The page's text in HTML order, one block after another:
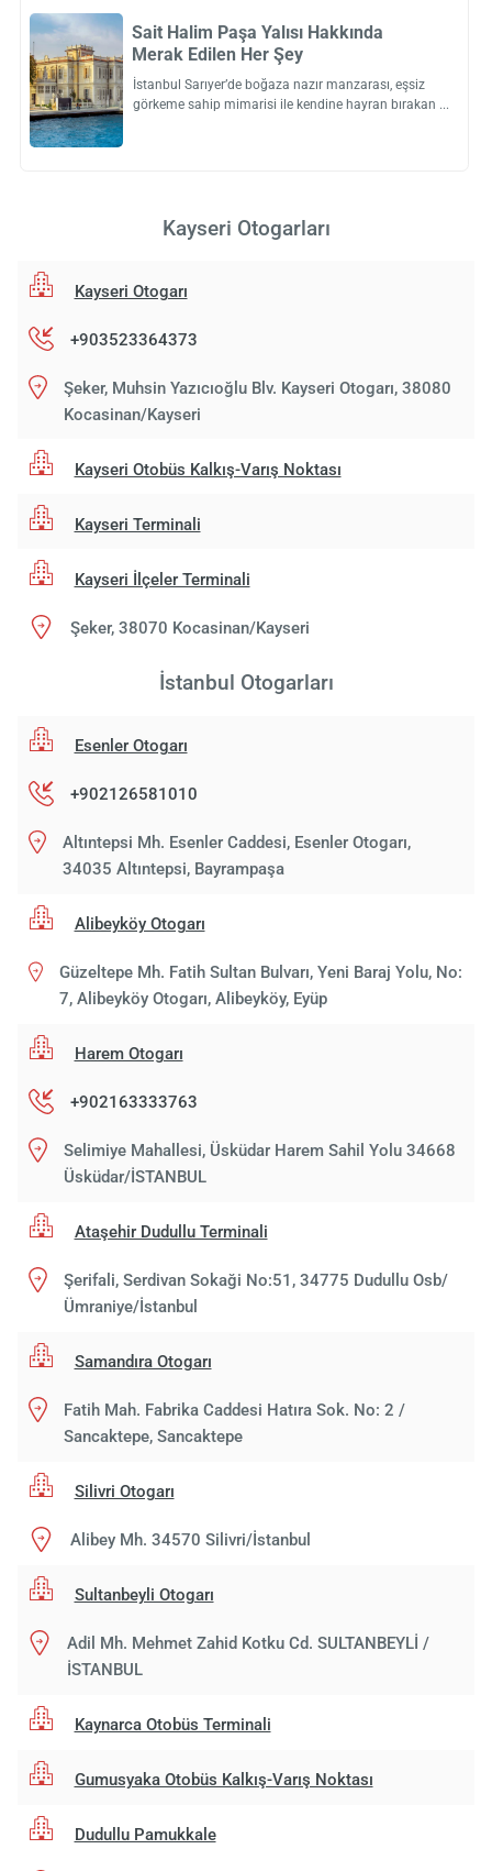
Sait Halim Paşa Yalısı Hakkında
Merak Edilen Her Şey
İstanbul Sarıyer’de boğaza nazır manzarası, eşsiz
görkeme sahip mimarisi ile kendine hayran bırakan
Kayseri Otogarları
Kayseri Otogarı
+903523364373
Şeker, Muhsin Yazıcıoğlu Blv. Kayseri Otogarı, 38080
Kocasinan/Kayseri
Kayseri Otobüs Kalkış-Varış Noktası
Kayseri Terminali
Kayseri İlçeler Terminali
Şeker, 38070 Kocasinan/Kayseri
İstanbul Otogarları
Esenler Otogarı
+902126581010
Altıntepsi Mh. Esenler Caddesi, Esenler Otogarı,
34035 Altıntepsi, Bayrampaşa
Alibeyköy Otogarı
Güzeltepe Mh. Fatih Sultan Bulvarı, Yeni Baraj Yolu, No:
7, Alibeyköy Otogarı, Alibeyköy, Eyüp
Harem Otogarı
+902163333763
Selimiye Mahallesi, Üsküdar Harem Sahil Yolu 34668
Üsküdar/İSTANBUL
Ataşehir Dudullu Terminali
Şerifali, Serdivan Sokaği No:51, 34775 Dudullu Osb/
Ümraniye/İstanbul
Samandıra Otogarı
Fatih Mah. Fabrika Caddesi Hatıra Sok. No: 2 /
Sancaktepe, Sancaktepe
Silivri Otogarı
Alibey Mh. 34570 Silivri/İstanbul
Sultanbeyli Otogarı
Adil Mh. Mehmet Zahid Kotku Cd. SULTANBEYLİ /
İSTANBUL
Kaynarca Otobüs Terminali
Gumusyaka Otobüs Kalkış-Varış Noktası
Dudullu Pamukkale